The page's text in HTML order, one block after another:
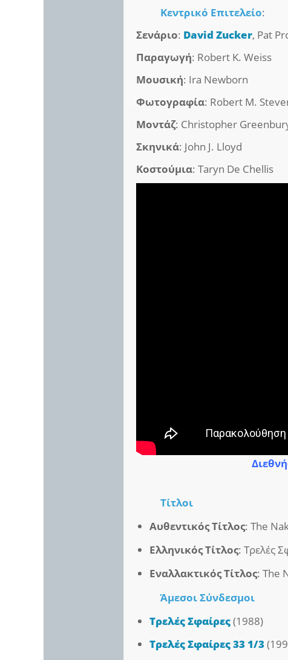
Κεντρικό Επιτελείο:
Σενάριο: David Zucker, Pat
Παραγωγή: Robert K. Weiss
Μουσική: Ira Newborn
Φωτογραφία: Robert M.
Μοντάζ: Christopher
Σκηνικά: John J. Lloyd
Κοστούμια: Taryn De Chellis
Τίτλοι
Αυθεντικός Τίτλος: The
Ελληνικός Τίτλος: Τρελές
Εναλλακτικός Τίτλος: The
ΆμεσοιΣύνδεσμοι
Τρελές Σφαίρες(1988)
Τρελές Σφαίρες 33 1/3